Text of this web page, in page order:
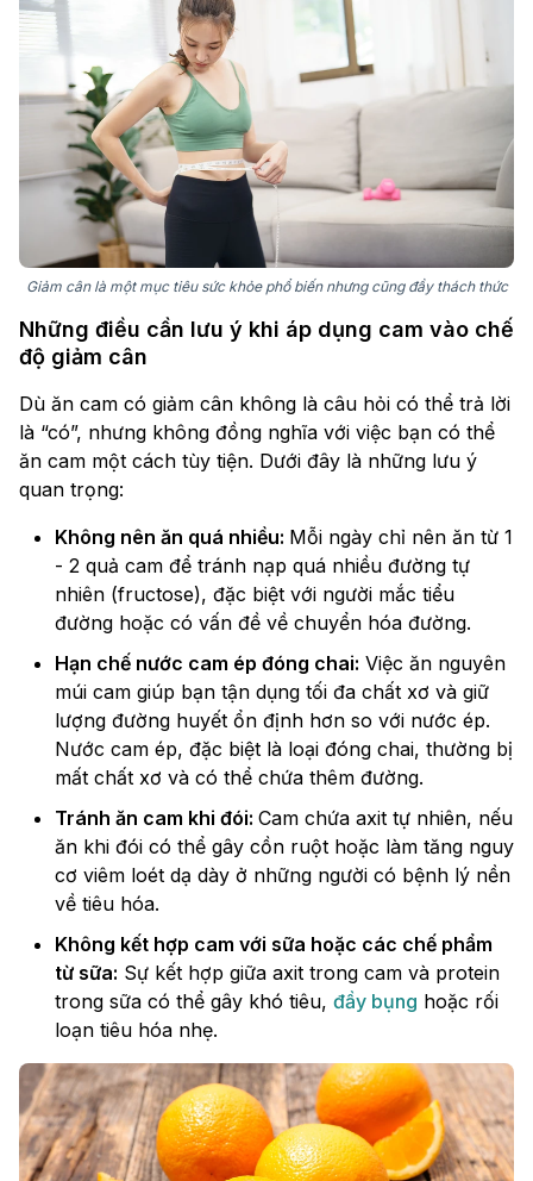
Giảm cân là một mục tiêu sức khỏe phổ biến nhưng cũng đầy thách thức
Những điều cần lưu ý khi áp dụng cam vào chế
độ giảm cân
Dù ăn cam có giảm cân không là câu hỏi có thể trả lời
là “có”, nhưng không đồng nghĩa với việc bạn có thể
ăn cam một cách tùy tiện. Dưới đây là những lưu ý
quan trọng:
Không nên ăn quá nhiều: Mỗi ngày chỉ nên ăn từ 1
- 2 quả cam để tránh nạp quá nhiều đường tự
nhiên (fructose), đặc biệt với người mắc tiểu
đường hoặc có vấn đề về chuyển hóa đường.
Hạn chế nước cam ép đóng chai: Việc ăn nguyên
múi cam giúp bạn tận dụng tối đa chất xơ và giữ
lượng đường huyết ổn định hơn so với nước ép.
Nước cam ép, đặc biệt là loại đóng chai, thường bị
mất chất xơ và có thể chứa thêm đường.
Tránh ăn cam khi đói: Cam chứa axit tự nhiên, nếu
ăn khi đói có thể gây cồn ruột hoặc làm tăng nguy
cơ viêm loét dạ dày ở những người có bệnh lý nền
về tiêu hóa.
Không kết hợp cam với sữa hoặc các chế phẩm
từ sữa: Sự kết hợp giữa axit trong cam và protein
trong sữa có thể gây khó tiêu, đầy bụng hoặc rối
loạn tiêu hóa nhẹ.